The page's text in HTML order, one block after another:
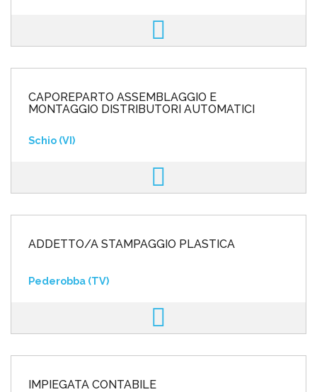
CAPOREPARTO ASSEMBLAGGIO E
MONTAGGIO DISTRIBUTORI AUTOMATICI
Schio (VI)
ADDETTO/A STAMPAGGIO PLASTICA
Pederobba (TV)
IMPIEGATA CONTABILE